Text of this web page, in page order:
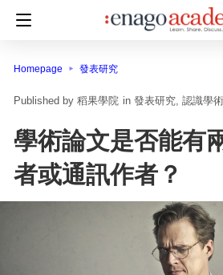
Homepage 發表研究
稻果學院 in 發表研究 認識學
學術論文是否能有
者或通訊作者？